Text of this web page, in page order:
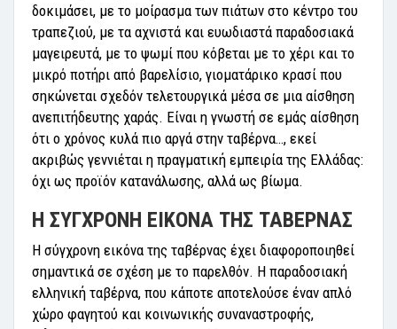
δοκιμάσει, με το μοίρασμα των πιάτων στο κέντρο του
τραπεζιού, με τα αχνιστά και ευωδιαστά παραδοσιακά
μαγειρευτά, με το ψωμί που κόβεται με το χέρι και το
μικρό ποτήρι από βαρελίσιο, γιοματάρικο κρασί που
σηκώνεται σχεδόν τελετουργικά μέσα σε μια αίσθηση
ανεπιτήδευτης χαράς. Είναι η γνωστή σε εμάς αίσθηση
ότι ο χρόνος κυλά πιο αργά στην ταβέρνα…, εκεί
ακριβώς γεννιέται η πραγματική εμπειρία της Ελλάδας:
όχι ως προϊόν κατανάλωσης, αλλά ως βίωμα.
Η ΣΥΓΧΡΟΝΗ ΕΙΚΟΝΑ ΤΗΣ ΤΑΒΕΡΝΑΣ
Η σύγχρονη εικόνα της ταβέρνας έχει διαφοροποιηθεί
σημαντικά σε σχέση με το παρελθόν. Η παραδοσιακή
ελληνική ταβέρνα, που κάποτε αποτελούσε έναν απλό
χώρο φαγητού και κοινωνικής συναναστροφής,